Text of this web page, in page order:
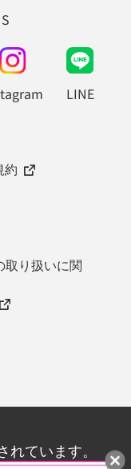
LINE
約
取り扱いに関
ています。